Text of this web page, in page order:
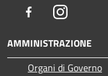
FacebookInstagram
AMMINISTRAZIONE
Organi di Governo